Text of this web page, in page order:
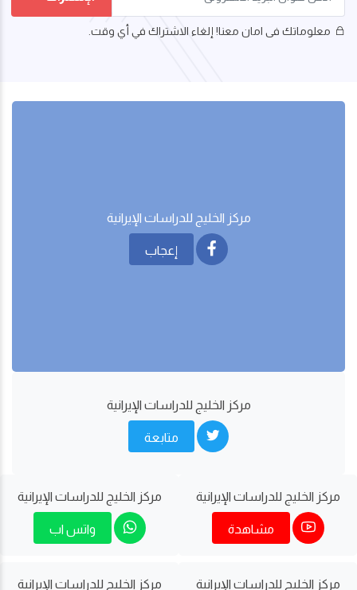
معلوماتك فى امان معنا! إلغاء الاشتراك في أي وقت.
مركز الخليج للدراسات اﻹيرانية
إعجاب
مركز الخليج للدراسات اﻹيرانية
متابعة
مركز الخليج للدراسات اﻹيرانية
مشاهدة
مركز الخليج للدراسات اﻹيرانية
واتس اب
مركز الخليج للدراسات اﻹيرانية مركز الخليج للدراسات اﻹيرانية